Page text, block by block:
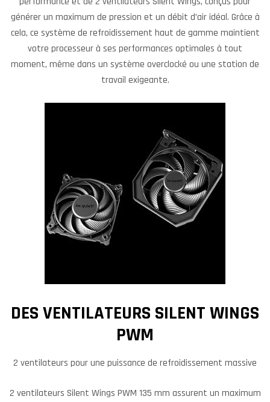
générer un maximum de pression et un débit d’air idéal. Grâce à
cela, ce système de refroidissement haut de gamme maintient
votre processeur à ses performances optimales à tout
moment, même dans un système overclocké ou une station de
travail exigeante.
DES VENTILATEURS SILENT WINGS
PWM
2 ventilateurs pour une puissance de refroidissement massive
2 ventilateurs Silent Wings PWM 135 mm assurent un maximum